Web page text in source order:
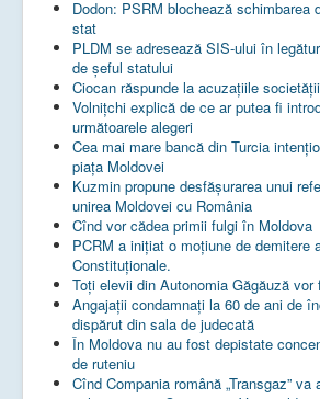
Dodon: PSRM blochează schimbarea
stat
PLDM se adresează SIS-ului în
de șeful statului
Ciocan răspunde la acuzațiile
Volnițchi explică de ce ar putea fi
următoarele alegeri
Cea mai mare bancă din Turcia
piața Moldovei
Kuzmin propune desfășurarea unui
unirea Moldovei cu România
Cînd vor cădea primii fulgi în Moldova
PCRM a iniţiat o moţiune de demitere
Constituţionale.
Toţi elevii din Autonomia Găgăuză vor
Angajații condamnați la 60 de ani de
dispărut din sala de judecată
În Moldova nu au fost depistate
de ruteniu
Cînd Compania română „Transgaz” va